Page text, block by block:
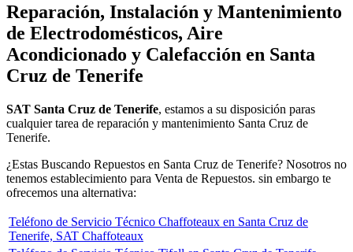
Reparación, Instalación y Mantenimiento
de Electrodomésticos, Aire
Acondicionado y Calefacción en Santa
Cruz de Tenerife
SAT Santa Cruz de Tenerife, estamos a su disposición paras
cualquier tarea de reparación y mantenimiento Santa Cruz de
Tenerife.
¿Estas Buscando Repuestos en Santa Cruz de Tenerife? Nosotros no
tenemos establecimiento para Venta de Repuestos. sin embargo te
ofrecemos una alternativa:
Teléfono de Servicio Técnico Chaffoteaux en Santa Cruz de
Tenerife, SAT Chaffoteaux